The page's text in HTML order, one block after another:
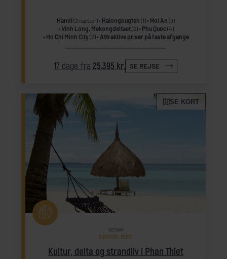
Hanoi (2 nætter) Halongbugten (1) Hoi An (3)
Vinh Long, Mekongdeltaet(2) Phu Quoc(4)
Ho Chi Minh City(2) Attraktive priser på faste afgange
17 dage fra25.395 kr. SE REJSE
SE KORT
Kultur, delta og strandliv i Phan Thiet
VIETNAM
INDIVIDUEL REJSE